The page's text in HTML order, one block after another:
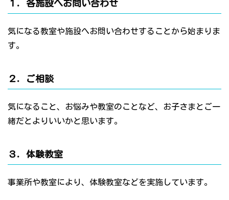
１．各施設へお問い合わせ
気になる教室や施設へお問い合わせすることから始まりま
す。
２．ご相談
気になること、お悩みや教室のことなど、お子さまとご一
緒だとよりいいかと思います。
３．体験教室
事業所や教室により、体験教室などを実施しています。